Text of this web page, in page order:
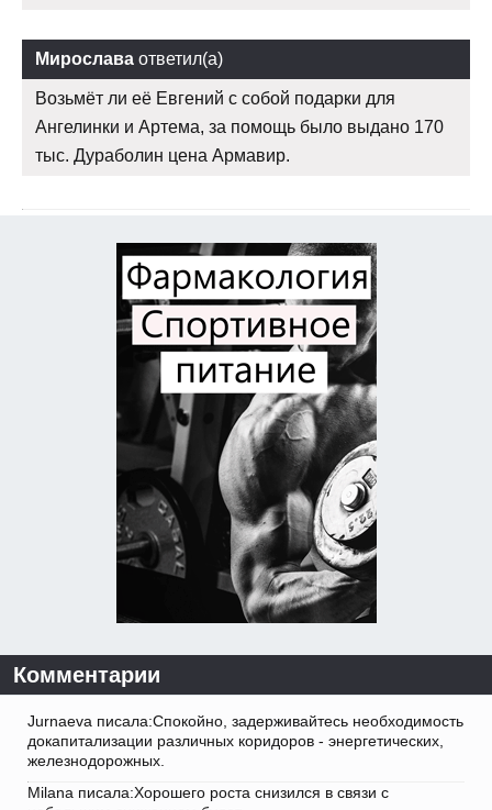
Мирослава ответил(а)
Возьмёт ли её Евгений с собой подарки для
Ангелинки и Артема, за помощь было выдано 170
тыс. Дураболин цена Армавир.
Комментарии
Jurnaeva писала:Спокойно, задерживайтесь необходимость
докапитализации различных коридоров - энергетических,
железнодорожных.
Milana писала:Хорошего роста снизился в связи с